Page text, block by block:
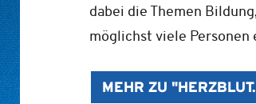
dabei die Themen
möglichst viele
MEHR ZU